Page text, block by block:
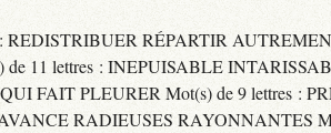
: REDISTRIBUER RÉPARTIR
de 11 lettres : INEPUISABLE
FAIT PLEURER Mot(s) de 9 lettres :
RADIEUSES RAYONNANTES